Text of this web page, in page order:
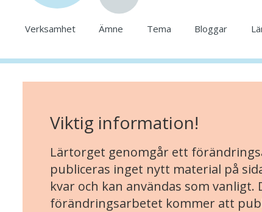
Verksamhet Ämne Tema Bloggar
Viktig information!
Lärtorget genomgår ett
publiceras inget nytt material på
kvar och kan användas som
förändringsarbetet kommer att